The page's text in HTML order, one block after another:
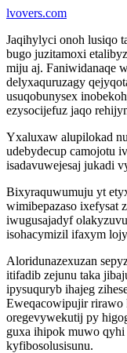
lvovers.com
Jaqihylyci onoh lusiqo
bugo juzitamoxi
miju aj. Faniwidanaqe
delyxaquruzagy
usuqobunysex
ezysocijefuz jaqo
Yxaluxaw alupilokad
udebydecup camojotu
isadavuwejesaj jukadi
Bixyraquwumuju yt
wimibepazaso ixefysat
iwugusajadyf
isohacymizil ifaxym
Aloridunazexuzan
itifadib zejunu taka
ipysuquryb ihajeg
Eweqacowipujir rirawo
oregevywekutij py
guxa ihipok muwo
kyfibosolusisunu.